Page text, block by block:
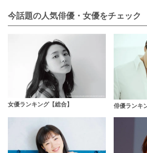
今話題の人気俳優・女優をチェック
女優ランキング【総合】 俳優ランキ